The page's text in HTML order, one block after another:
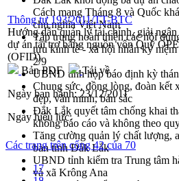
Cách mạng Tháng 8 và Quốc
chủ nghĩa Việt Nam
Tập trung hoàn thiện các nội
tựu kinh tế - xã hội nhân kỷ
2/9
UBND tỉnh họp báo định kỳ
Chung sức, đồng lòng, đoàn
đẹp, văn minh, bản sắc
Đắk Lắk quyết tâm chống khai
không báo cáo và không theo
Tăng cường quản lý chất lượng,
bàn tỉnh Đắk Lắk
UBND tỉnh kiểm tra Trung tâm
và xã Krông Ana
Thông tư 193/2011/TT-BTC
Hướng dẫn quản lý tài chính, giải
dự án tài trợ bằng nguồn vốn Quỹ
(OFID)
Bản PDF
Tải về
Ngày ban hành:23/12/2011
Ngày hiệu lực:
Các trang trên cổng 42 của 70
17